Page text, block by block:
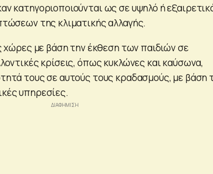
κατηγοριοποιούνται ως σε υψηλό ή
της κλιματικής αλλαγής.
χώρες με βάση την έκθεση των παιδιών σε
κρίσεις, όπως κυκλώνες και καύσωνα,
τους σε αυτούς τους κραδασμούς, με βάση
υπηρεσίες.